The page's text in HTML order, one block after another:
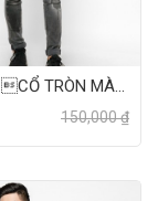
ÁO THUN CỔ TRÒN MÀU RÊU
150,000 ₫